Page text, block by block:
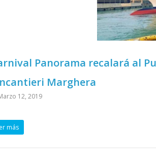
Panorama recalará al
Marghera
12, 2019
más